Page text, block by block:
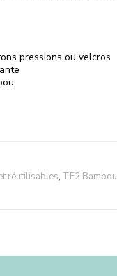
pressions ou velcros
réutilisables, TE2 Bambou